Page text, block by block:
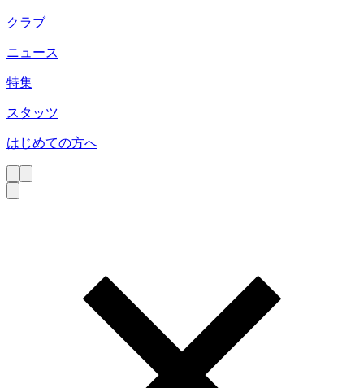
クラブ
ニュース
特集
スタッツ
はじめての方へ